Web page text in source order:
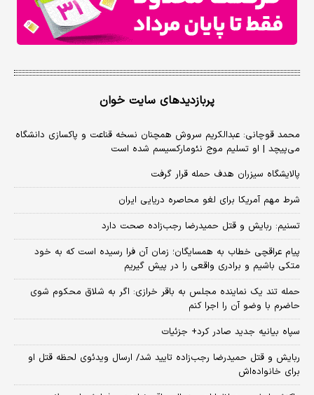
پربازدیدهای سایت خوان
محمد قوچانی: عبدالکریم سروش همچنان نسخه قناعت و پاکسازی دانشگاه
می‌پیچد | او تسلیم موج نئومارکسیسم شده است
پالایشگاه سیزران هدف حمله قرار گرفت
شرط مهم آمریکا برای لغو محاصره دریایی ایران
تسنیم: ربایش و قتل حمیدرضا رجب‌زاده صحت دارد
پیام عراقچی خطاب به همسایگان؛ زمان آن فرا رسیده است که به خود
متکی باشیم و برادری واقعی را در پیش گیریم
حمله تند یک نماینده مجلس به باقر خرازی: اگر به شلاق محکوم شوی
حاضرم با وضو آن را اجرا کنم
سپاه بیانیه جدید صادر کرد+ جزئیات
ربایش و قتل حمیدرضا رجب‌زاده تایید شد/ ارسال ویدئوی لحظه قتل او
برای خانواده‌اش